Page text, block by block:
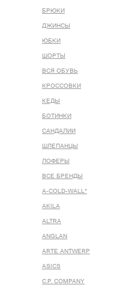
БРЮКИ
ДЖИНСЫ
ЮБКИ
ШОРТЫ
ВСЯ ОБУВЬ
КРОССОВКИ
КЕДЫ
БОТИНКИ
САНДАЛИИ
ШЛЕПАНЦЫ
ЛОФЕРЫ
ВСЕ БРЕНДЫ
A-COLD-WALL*
AKILA
ALTRA
ANGLAN
ARTE ANTWERP
ASICS
C.P. COMPANY